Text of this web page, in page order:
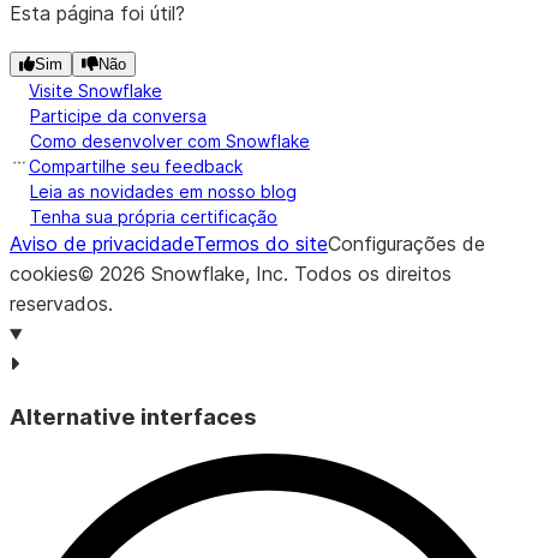
Esta página foi útil?
Sim Não
Visite Snowflake
Participe da conversa
Como desenvolver com Snowflake
Compartilhe seu feedback
Leia as novidades em nosso blog
Tenha sua própria certificação
Aviso de privacidadeTermos do siteConfigurações de
cookies© 2026 Snowflake, Inc. Todos os direitos
reservados.
Alternative interfaces